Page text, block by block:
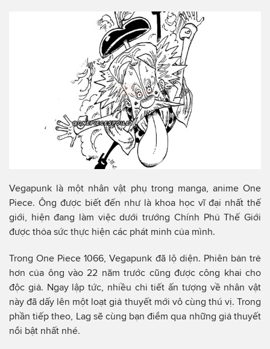
Vegapunk là một nhân vật phụ trong manga, anime One
Piece. Ông được biết đến như là khoa học vĩ đại nhất thế
giới, hiện đang làm việc dưới trướng Chính Phủ Thế Giới
được thỏa sức thực hiện các phát minh của mình.
Trong One Piece 1066, Vegapunk đã lộ diện. Phiên bản trẻ
hơn của ông vào 22 năm trước cũng được công khai cho
độc giả. Ngay lập tức, nhiều chi tiết ấn tượng về nhân vật
này đã dấy lên một loạt giả thuyết mới vô cùng thú vị. Trong
phần tiếp theo, Lag sẽ cùng bạn điểm qua những giả thuyết
nổi bật nhất nhé.